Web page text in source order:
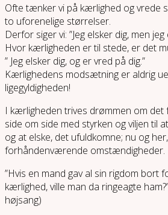
Ofte tænker vi på kærlighed og vrede
to uforenelige størrelser.
Derfor siger vi: ”Jeg elsker dig, men jeg
Hvor kærligheden er til stede, er det
” Jeg elsker dig, og er vred på dig.”
Kærlighedens modsætning er aldrig
ligegyldigheden!
I kærligheden trives drømmen om det
side om side med styrken og viljen til
og at elske, det ufuldkomne; nu og
forhåndenværende omstændigheder.
”Hvis en mand gav al sin rigdom bort
kærlighed, ville man da ringeagte
højsang)